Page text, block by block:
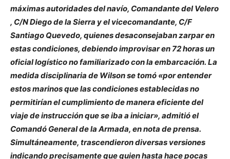
máximas autoridades del navío, Comandante del Velero
, C/N Diego de la Sierra y el vicecomandante, C/F
Santiago Quevedo, quienes desaconsejaban zarpar en
estas condiciones, debiendo improvisar en 72 horas un
oficial logístico no familiarizado con la embarcación. La
medida disciplinaria de Wilson se tomó «por entender
estos marinos que las condiciones establecidas no
permitirían el cumplimiento de manera eficiente del
viaje de instrucción que se iba a iniciar», admitió el
Comandó General de la Armada, en nota de prensa.
Simultáneamente, trascendieron diversas versiones
indicando precisamente que quien hasta hace pocas